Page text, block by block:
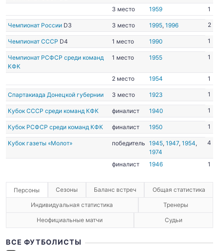
3 место
1959 1
Чемпионат РоссииD3 3 место 1995, 1996 2
Чемпионат СССР D4 1 место 1990 1
Чемпионат РСФСР среди команд
КФК
1 место 1955 1
2 место 1954 1
Спартакиада Донецкой губернии 3 место 1923 1
Кубок СССР среди команд КФК финалист 1940 1
Кубок РСФСР среди команд КФК финалист 1950 1
Кубок газеты «Молот» победитель 1945, 1947, 1954,
1974
4
финалист 1946 1
Персоны Сезоны Баланс встреч Общая статистика
Индивидуальная статистика Тренеры
Неофициальные матчи Судьи
ВСЕ ФУТБОЛИСТЫ